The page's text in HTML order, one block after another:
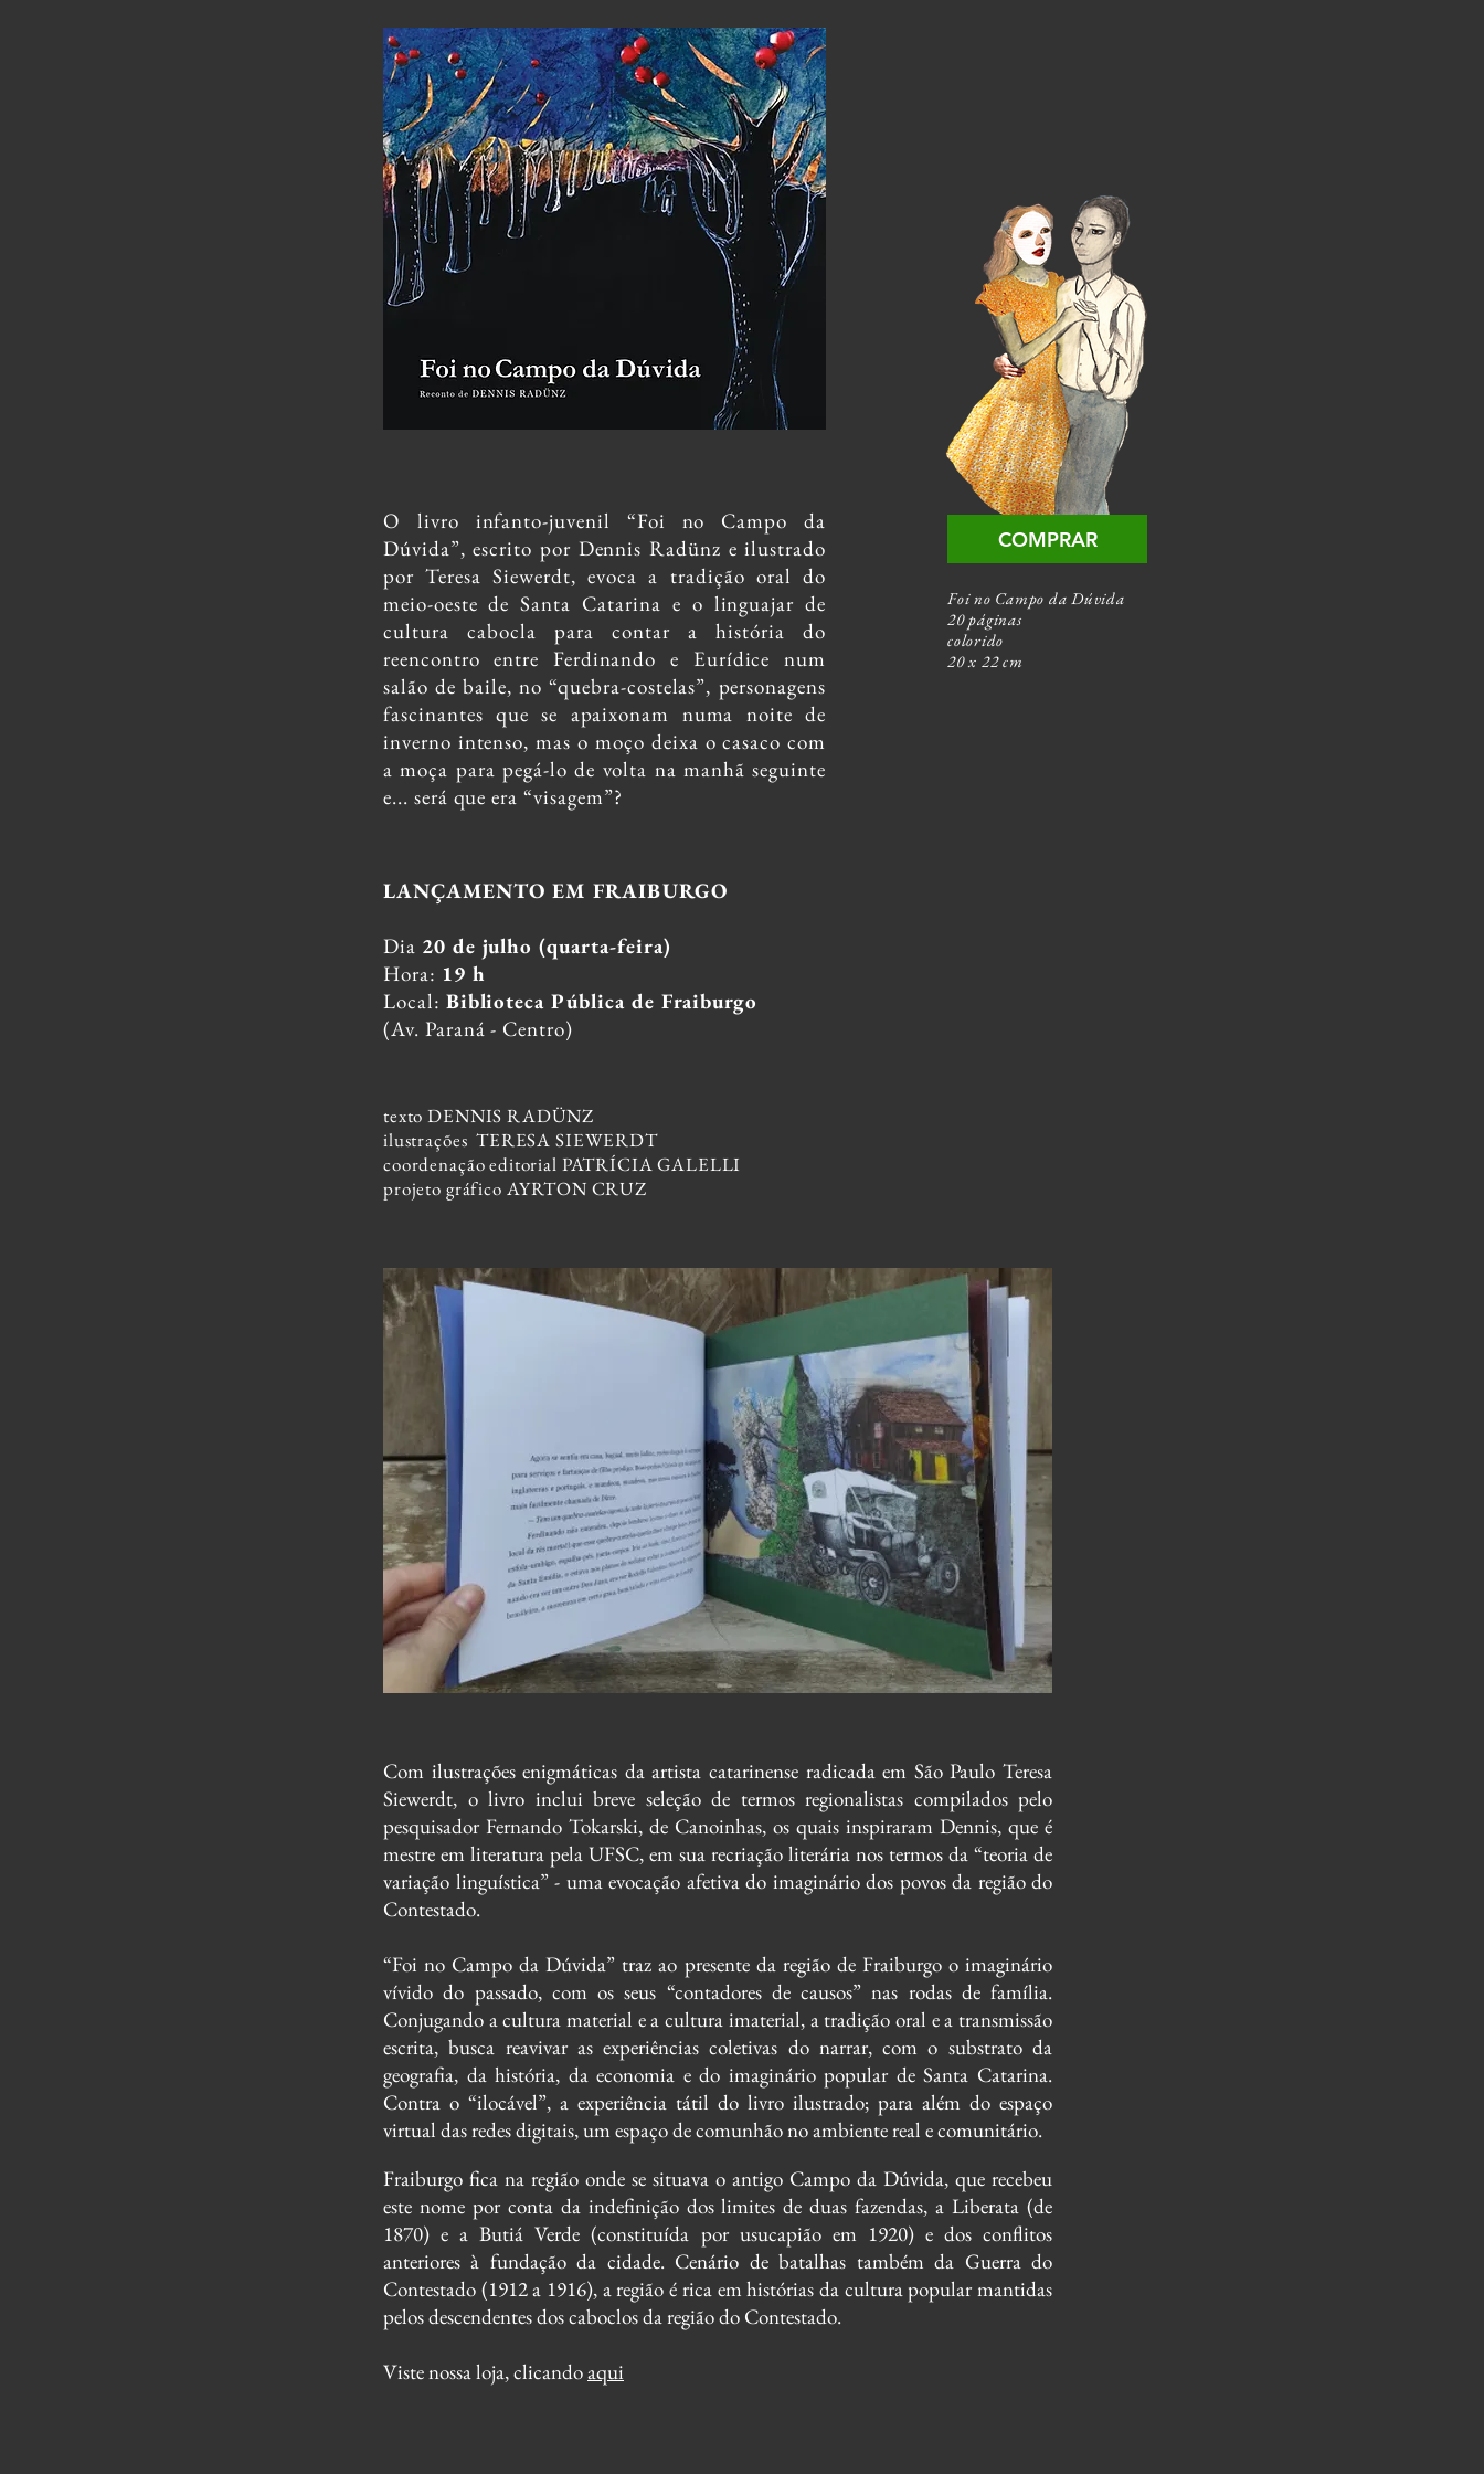
O livro infanto-juvenil “Foi no Campo da
Dúvida”, escrito por Dennis Radünz e ilustrado
por Teresa Siewerdt, evoca a tradição oral do
meio-oeste de Santa Catarina e o linguajar de
cultura cabocla para contar a história do
reencontro entre Ferdinando e Eurídice num
salão de baile, no “quebra-costelas”, personagens
fascinantes que se apaixonam numa noite de
inverno intenso, mas o moço deixa o casaco com
a moça para pegá-lo de volta na manhã seguinte
e... será que era “visagem”?
COMPRAR
Foi no Campo da Dúvida
20 páginas
colorido
20 x 22 cm
LANÇAMENTO EM FRAIBURGO
Dia 20 de julho (quarta-feira)
Hora: 19 h
Local: Biblioteca Pública de Fraiburgo
(Av. Paraná - Centro)
texto DENNIS RADÜNZ
ilustrações TERESA SIEWERDT
coordenação editorial PATRÍCIA GALELLI
projeto gráfico AYRTON CRUZ
Com ilustrações enigmáticas da artista catarinense radicada em São Paulo Teresa
Siewerdt, o livro inclui breve seleção de termos regionalistas compilados pelo
pesquisador Fernando Tokarski, de Canoinhas, os quais inspiraram Dennis, que é
mestre em literatura pela UFSC, em sua recriação literária nos termos da “teoria de
variação linguística” - uma evocação afetiva do imaginário dos povos da região do
Contestado.
“Foi no Campo da Dúvida” traz ao presente da região de Fraiburgo o imaginário
vívido do passado, com os seus “contadores de causos” nas rodas de família.
Conjugando a cultura material e a cultura imaterial, a tradição oral e a transmissão
escrita, busca reavivar as experiências coletivas do narrar, com o substrato da
geografia, da história, da economia e do imaginário popular de Santa Catarina.
Contra o “ilocável”, a experiência tátil do livro ilustrado; para além do espaço
virtual das redes digitais, um espaço de comunhão no ambiente real e comunitário.
Fraiburgo fica na região onde se situava o antigo Campo da Dúvida, que recebeu
este nome por conta da indefinição dos limites de duas fazendas, a Liberata (de
1870) e a Butiá Verde (constituída por usucapião em 1920) e dos conflitos
anteriores à fundação da cidade. Cenário de batalhas também da Guerra do
Contestado (1912 a 1916), a região é rica em histórias da cultura popular mantidas
pelos descendentes dos caboclos da região do Contestado.
Viste nossa loja, clicandoaqui